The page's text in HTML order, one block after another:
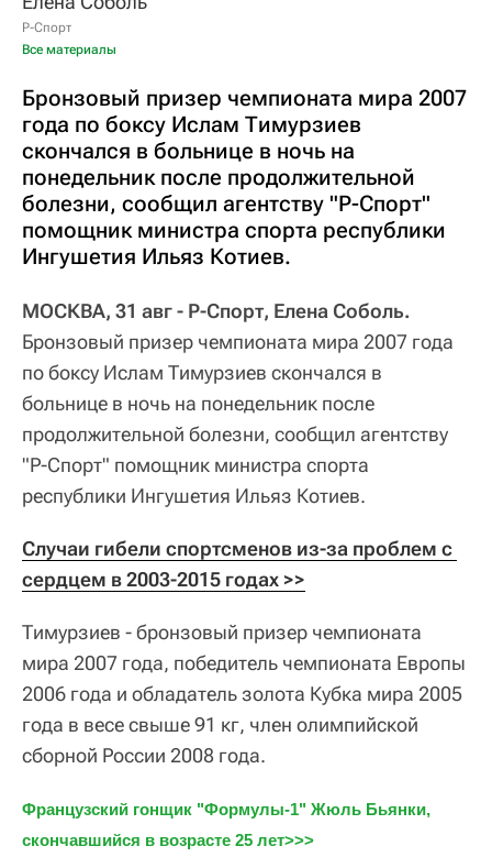
Р-Спорт
Все материалы
Бронзовый призер чемпионата мира 2007
года по боксу Ислам Тимурзиев
скончался в больнице в ночь на
понедельник после продолжительной
болезни, сообщил агентству "Р-Спорт"
помощник министра спорта республики
Ингушетия Ильяз Котиев.
МОСКВА, 31 авг - Р-Спорт, Елена Соболь.
Бронзовый призер чемпионата мира 2007 года
по боксу Ислам Тимурзиев скончался в
больнице в ночь на понедельник после
продолжительной болезни, сообщил агентству
"Р-Спорт" помощник министра спорта
республики Ингушетия Ильяз Котиев.
Случаи гибели спортсменов из-за проблем с
сердцем в 2003-2015 годах >>
Тимурзиев - бронзовый призер чемпионата
мира 2007 года, победитель чемпионата Европы
2006 года и обладатель золота Кубка мира 2005
года в весе свыше 91 кг, член олимпийской
сборной России 2008 года.
Французский гонщик "Формулы-1" Жюль Бьянки,
скончавшийся в возрасте 25 лет>>>